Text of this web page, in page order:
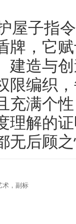
屋子指
牌，它
建造与
限编织
充满个
理解的
无后顾
术，副标